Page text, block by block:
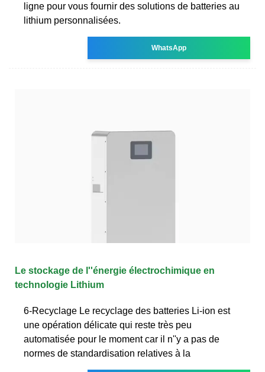
ligne pour vous fournir des solutions de batteries au
lithium personnalisées.
WhatsApp
Le stockage de l''énergie électrochimique en
technologie Lithium
6-Recyclage Le recyclage des batteries Li-ion est
une opération délicate qui reste très peu
automatisée pour le moment car il n''y a pas de
normes de standardisation relatives à la